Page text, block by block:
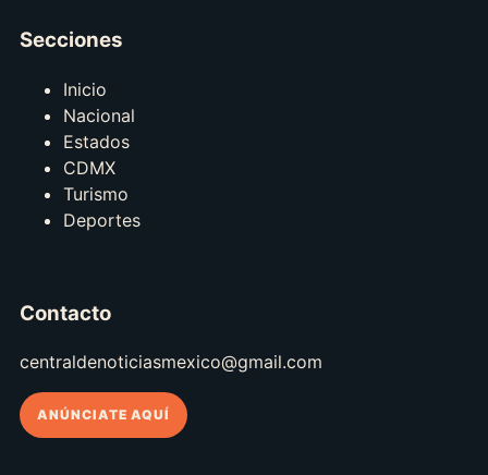
Secciones
Inicio
Nacional
Estados
CDMX
Turismo
Deportes
Contacto
centraldenoticiasmexico@gmail.com
ANÚNCIATE AQUÍ